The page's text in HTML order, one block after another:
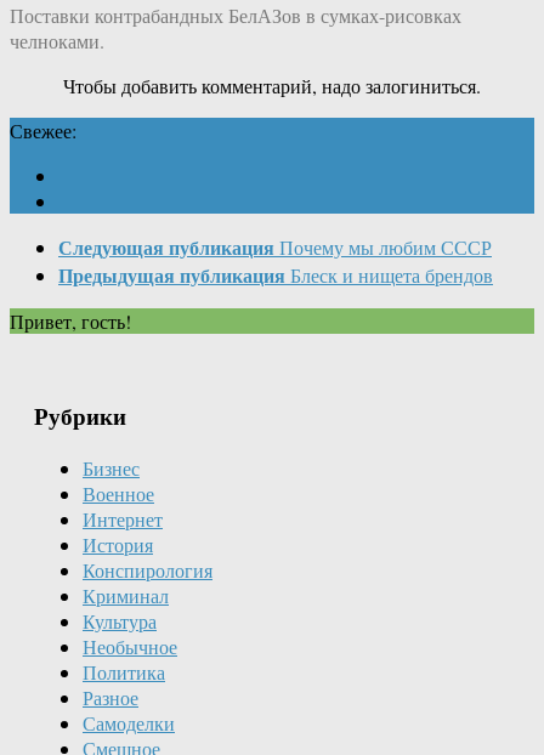
Поставки контрабандных БелАЗов в сумках-рисовках
челноками.
Чтобы добавить комментарий, надо залогиниться.
Свежее:
Следующая публикация Почему мы любим СССР
Предыдущая публикация Блеск и нищета брендов
Привет, гость!
Рубрики
Бизнес
Военное
Интернет
История
Конспирология
Криминал
Культура
Необычное
Политика
Разное
Самоделки
Смешное